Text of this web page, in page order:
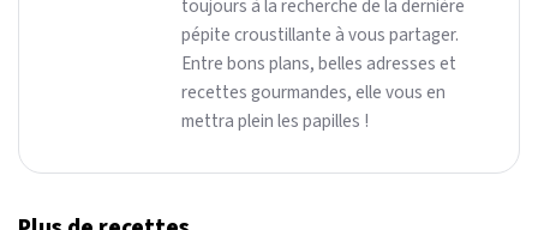
toujours à la recherche de la dernière
pépite croustillante à vous partager.
Entre bons plans, belles adresses et
recettes gourmandes, elle vous en
mettra plein les papilles !